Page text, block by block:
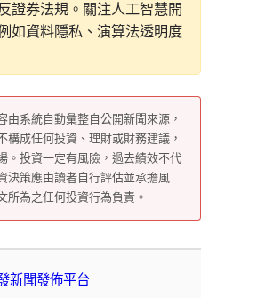
證券法規。關注人工智慧開
如資料隱私、演算法透明度
由系統自動彙整自公開新聞來源，
構成任何投資、理財或財務建議，
。投資一定有風險，過去績效不代
決策應由讀者自行評估並承擔風
所為之任何投資行為負責。
新聞發佈平台